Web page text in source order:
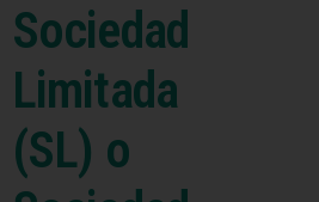
Sociedad
Limitada
(SL) o